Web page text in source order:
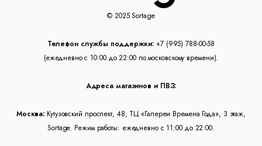
© 2025 Sortage
Телефон службы поддержки: +7 (995) 788-00-58
(ежедневно с 10:00 до 22:00 по московскому времени).
Адреса магазинов и ПВЗ:
Москва: Кутузовский проспект, 48, ТЦ «Галереи Времена Года», 3 этаж,
Sortage. Режим работы: ежедневно с 11:00 до 22:00.